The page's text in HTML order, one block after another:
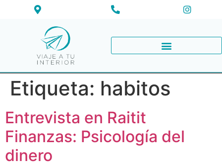
Etiqueta: habitos
Entrevista en Raitit
Finanzas: Psicología del
dinero